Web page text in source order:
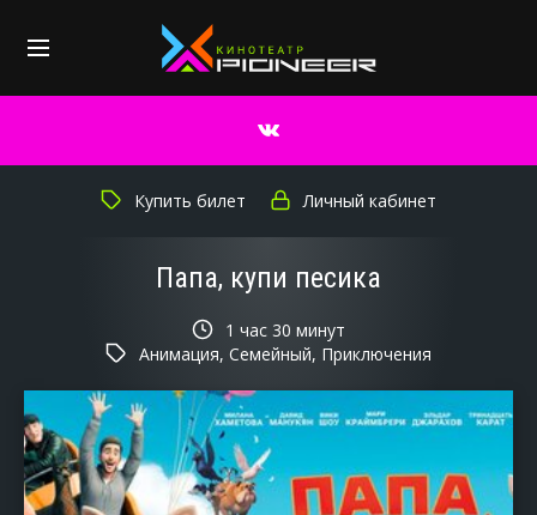
Купить билет Личный кабинет
Папа, купи песика
1 час 30 минут
Анимация, Семейный, Приключения